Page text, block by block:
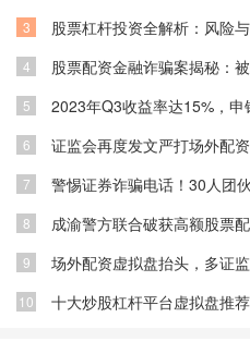
3
4
5
6 证监会再度发文严打场外配
7 警惕证券诈骗电话！30人团
8
9 场外配资虚拟盘抬头，多证
10 十大炒股杠杆平台虚拟盘推